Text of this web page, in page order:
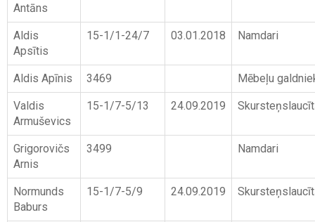
Antāns
Aldis
Apsītis
15-1/1-24/7 03.01.2018 Namdari
Aldis Apīnis 3469 Mēbeļu
Valdis
Armuševics
15-1/7-5/13 24.09.2019
Grigorovičs
Arnis
3499 Namdari
Normunds
Baburs
15-1/7-5/9 24.09.2019